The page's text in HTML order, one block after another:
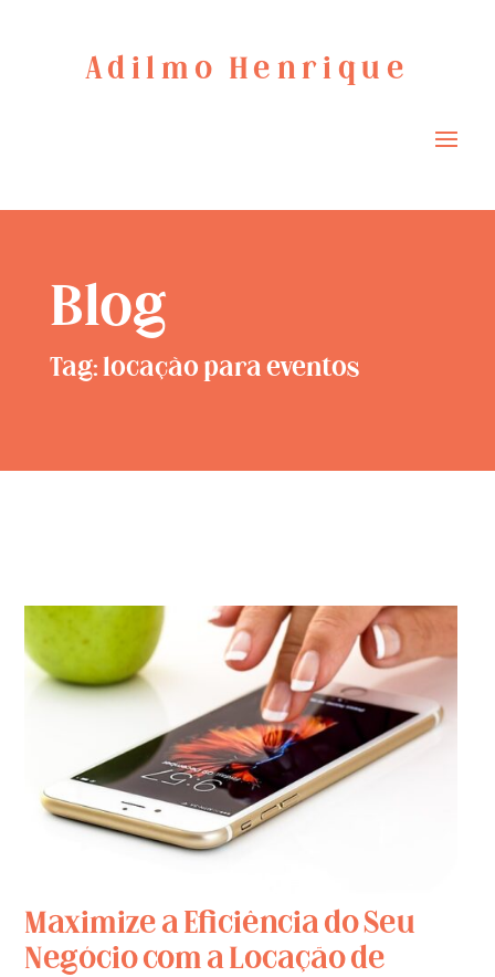
Adilmo Henrique
Blog
Tag: locação para eventos
Maximize a Eficiência do Seu
Negócio com a Locação de